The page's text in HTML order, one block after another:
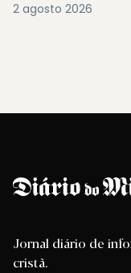
2 agosto 2026
Jornal diário de
cristã.